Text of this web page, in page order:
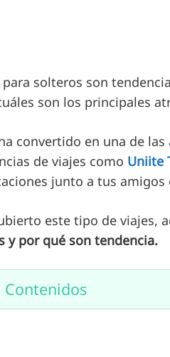
solteros son
son los principales
convertido en una de
de viajes como Uniite
junto a tus
este tipo de viajes,
y por qué son tendencia.
Contenidos